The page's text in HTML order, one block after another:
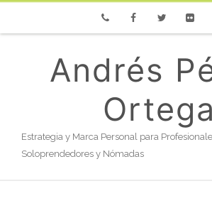
Andrés
Ortega
Estrategia y Marca Personal para
Soloprendedores y Nómadas